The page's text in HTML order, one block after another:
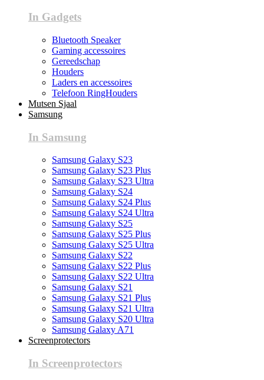
In Gadgets
Bluetooth Speaker
Gaming accessoires
Gereedschap
Houders
Laders en accessoires
Telefoon RingHouders
Mutsen Sjaal
Samsung
In Samsung
Samsung Galaxy S23
Samsung Galaxy S23 Plus
Samsung Galaxy S23 Ultra
Samsung Galaxy S24
Samsung Galaxy S24 Plus
Samsung Galaxy S24 Ultra
Samsung Galaxy S25
Samsung Galaxy S25 Plus
Samsung Galaxy S25 Ultra
Samsung Galaxy S22
Samsung Galaxy S22 Plus
Samsung Galaxy S22 Ultra
Samsung Galaxy S21
Samsung Galaxy S21 Plus
Samsung Galaxy S21 Ultra
Samsung Galaxy S20 Ultra
Samsung Galaxy A71
Screenprotectors
In Screenprotectors